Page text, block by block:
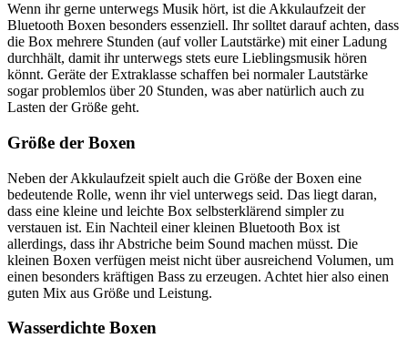
Wenn ihr gerne unterwegs Musik hört, ist die Akkulaufzeit der
Bluetooth Boxen besonders essenziell. Ihr solltet darauf achten, dass
die Box mehrere Stunden (auf voller Lautstärke) mit einer Ladung
durchhält, damit ihr unterwegs stets eure Lieblingsmusik hören
könnt. Geräte der Extraklasse schaffen bei normaler Lautstärke
sogar problemlos über 20 Stunden, was aber natürlich auch zu
Lasten der Größe geht.
Größe der Boxen
Neben der Akkulaufzeit spielt auch die Größe der Boxen eine
bedeutende Rolle, wenn ihr viel unterwegs seid. Das liegt daran,
dass eine kleine und leichte Box selbsterklärend simpler zu
verstauen ist. Ein Nachteil einer kleinen Bluetooth Box ist
allerdings, dass ihr Abstriche beim Sound machen müsst. Die
kleinen Boxen verfügen meist nicht über ausreichend Volumen, um
einen besonders kräftigen Bass zu erzeugen. Achtet hier also einen
guten Mix aus Größe und Leistung.
Wasserdichte Boxen